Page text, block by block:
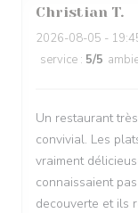
Christian T
2026-08-05 -
service : 5/5
Un restaurant
convivial. Les
vraiment
connaissaient
decouverte et ils